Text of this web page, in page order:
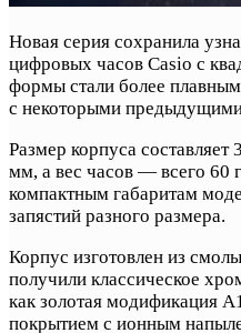
Новая серия сохранила
цифровых часов Casio с
формы стали более
с некоторыми
Размер корпуса
мм, а вес часов — всего 60
компактным габаритам
запястий разного размера.
Корпус изготовлен из
получили классическое
как золотая модификация
покрытием с ионным